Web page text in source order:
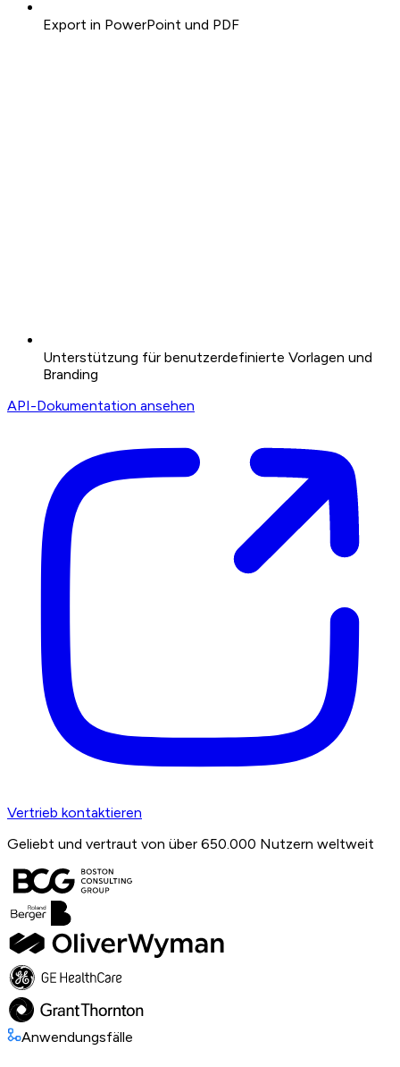
Export in PowerPoint und PDF
Unterstützung für benutzerdefinierte Vorlagen und
Branding
API-Dokumentation ansehen
Vertrieb kontaktieren
Geliebt und vertraut von über 650.000 Nutzern weltweit
Anwendungsfälle